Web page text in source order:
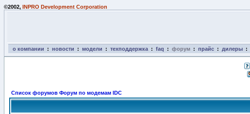
©2002, INPRO Development Corporation
о компании : новости : модели : техподдержка : faq : форум : прайс : дилеры :
Список форумов Форум по модемам IDC